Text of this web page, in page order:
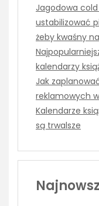
Jagodowa
ustabilizować
żeby kwaśny
kalendarzy
Jak
reklamowych
Kalendarze
są trwalsze